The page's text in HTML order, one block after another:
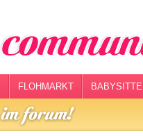
FLOHMARKT